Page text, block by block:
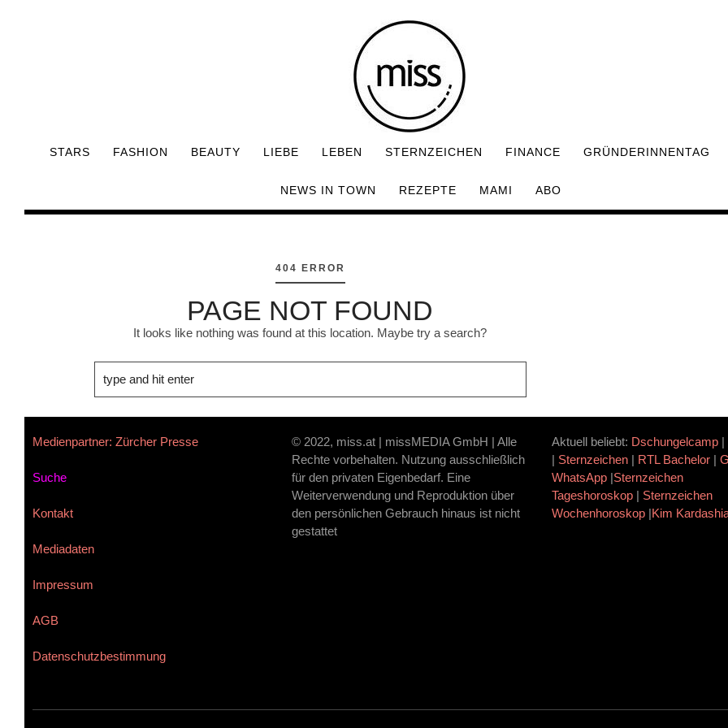
STARS FASHION BEAUTY LIEBE LEBEN STERNZEICHEN FINANCE GRÜNDERINNENTAG
NEWS IN TOWN REZEPTE MAMI ABO
404 ERROR
PAGE NOT FOUND
It looks like nothing was found at this location. Maybe try a search?
Medienpartner: Zürcher Presse
Suche
Kontakt
Mediadaten
Impressum
AGB
Datenschutzbestimmung
© 2022, miss.at | missMEDIA GmbH | Alle
Rechte vorbehalten. Nutzung ausschließlich
für den privaten Eigenbedarf. Eine
Weiterverwendung und Reproduktion über
den persönlichen Gebrauch hinaus ist nicht
gestattet
Aktuell beliebt: Dschungelcamp|
| Sternzeichen| RTL Bachelor|
WhatsApp|Sternzeichen
Tageshoroskop| Sternzeichen
Wochenhoroskop|Kim